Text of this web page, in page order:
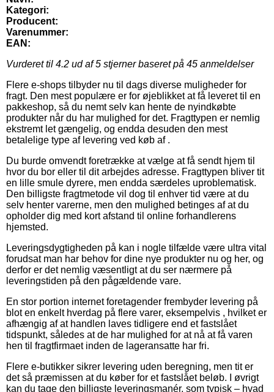
Kategori:
Producent:
Varenummer:
EAN:
Vurderet til 4.2 ud af 5 stjerner baseret på 45 anmeldelser
Flere e-shops tilbyder nu til dags diverse muligheder for
fragt. Den mest populære er for øjeblikket at få leveret til en
pakkeshop, så du nemt selv kan hente de nyindkøbte
produkter når du har mulighed for det. Fragttypen er nemlig
ekstremt let gængelig, og endda desuden den mest
betalelige type af levering ved køb af .
Du burde omvendt foretrække at vælge at få sendt hjem til
hvor du bor eller til dit arbejdes adresse. Fragttypen bliver tit
en lille smule dyrere, men endda særdeles uproblematisk.
Den billigste fragtmetode vil dog til enhver tid være at du
selv henter varerne, men den mulighed betinges af at du
opholder dig med kort afstand til online forhandlerens
hjemsted.
Leveringsdygtigheden på kan i nogle tilfælde være ultra vital
forudsat man har behov for dine nye produkter nu og her, og
derfor er det nemlig væsentligt at du ser nærmere på
leveringstiden på den pågældende vare.
En stor portion internet foretagender frembyder levering på
blot en enkelt hverdag på flere varer, eksempelvis , hvilket er
afhængig af at handlen laves tidligere end et fastslået
tidspunkt, således at de har mulighed for at nå at få varen
hen til fragtfirmaet inden de lageransatte har fri.
Flere e-butikker sikrer levering uden beregning, men tit er
det så præmissen at du køber for et fastslået beløb. I øvrigt
kan du tage den billigste leveringsmanér, som typisk – hvad